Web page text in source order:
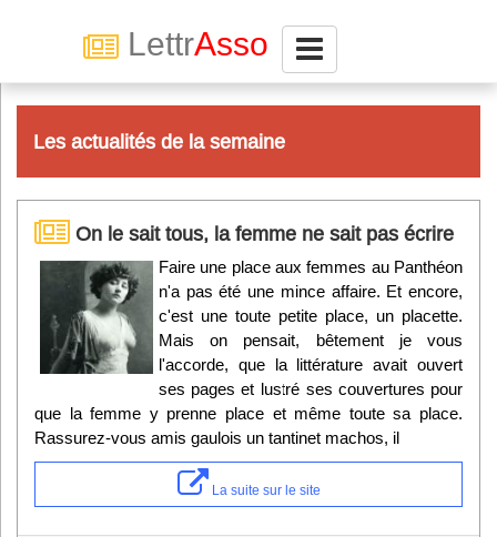
LettrAsso
Abonnez-vous à LettrAsso
ServiceAsso
Partager
VieAsso
Infos
Les actualités de la semaine
On le sait tous, la femme ne sait pas écrire
Faire une place aux femmes au Panthéon
n'a pas été une mince affaire. Et encore,
c'est une toute petite place, un placette.
Mais on pensait, bêtement je vous
l'accorde, que la littérature avait ouvert
ses pages et lustré ses couvertures pour
que la femme y prenne place et même toute sa place.
Rassurez-vous amis gaulois un tantinet machos, il
La suite sur le site